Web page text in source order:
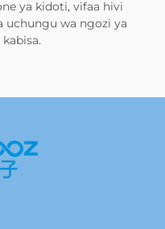
ya kidoti, vifaa hivi
uchungu wa ngozi ya